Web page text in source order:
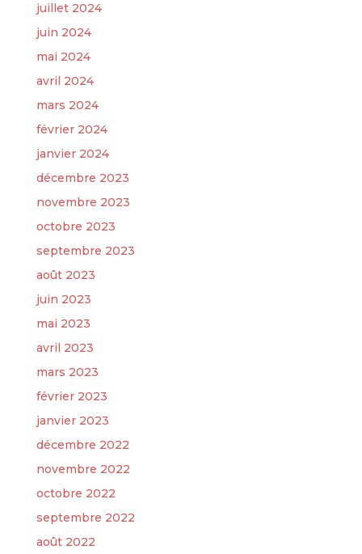
juillet 2024
juin 2024
mai 2024
avril 2024
mars 2024
février 2024
janvier 2024
décembre 2023
novembre 2023
octobre 2023
septembre 2023
août 2023
juin 2023
mai 2023
avril 2023
mars 2023
février 2023
janvier 2023
décembre 2022
novembre 2022
octobre 2022
septembre 2022
août 2022